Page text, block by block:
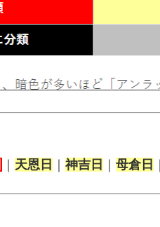
天恩日 神吉日 母倉日